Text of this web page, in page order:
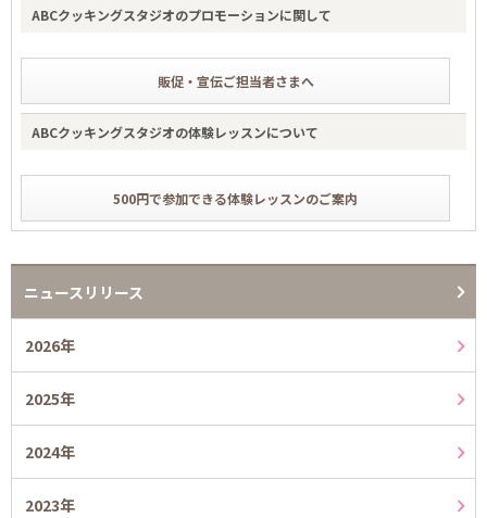
ABCクッキングスタジオのプロモーションに関して
販促・宣伝ご担当者さまへ
ABCクッキングスタジオの体験レッスンについて
500円で参加できる体験レッスンのご案内
ニュースリリース
2026年
2025年
2024年
2023年